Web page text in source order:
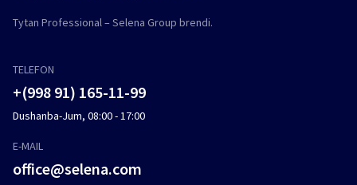
Tytan Professional – Selena Group brendi.
TELEFON
+(998 91) 165-11-99
Dushanba-Jum, 08:00 - 17:00
E-MAIL
office@selena.com